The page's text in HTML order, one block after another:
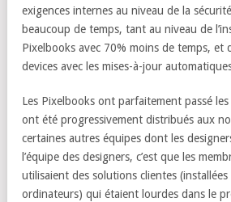
exigences internes au niveau de la
beaucoup de temps, tant au niveau de
Pixelbooks avec 70% moins de temps, et
devices avec les mises-à-jour
Les Pixelbooks ont parfaitement passé
ont été progressivement distribués aux
certaines autres équipes dont les
l’équipe des designers, c’est que les
utilisaient des solutions clientes
ordinateurs) qui étaient lourdes dans le